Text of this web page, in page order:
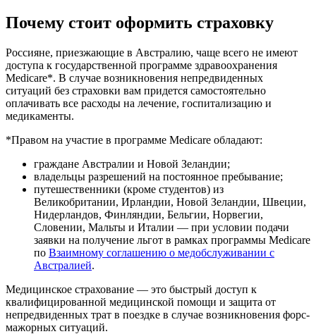
Почему стоит оформить страховку
Россияне, приезжающие в Австралию, чаще всего не имеют
доступа к государственной программе здравоохранения
Medicare*. В случае возникновения непредвиденных
ситуаций без страховки вам придется самостоятельно
оплачивать все расходы на лечение, госпитализацию и
медикаменты.
*Правом на участие в программе Medicare обладают:
граждане Австралии и Новой Зеландии;
владельцы разрешений на постоянное пребывание;
путешественники (кроме студентов) из
Великобритании, Ирландии, Новой Зеландии, Швеции,
Нидерландов, Финляндии, Бельгии, Норвегии,
Словении, Мальты и Италии — при условии подачи
заявки на получение льгот в рамках программы Medicare
по Взаимному соглашению о медобслуживании с
Австралией.
Медицинское страхование — это быстрый доступ к
квалифицированной медицинской помощи и защита от
непредвиденных трат в поездке в случае возникновения форс-
мажорных ситуаций.